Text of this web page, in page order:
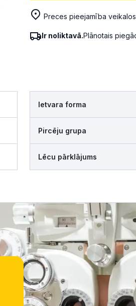
Preces pieejamība veikalos
Ir noliktavā.Plānotais
Ietvara forma
Pircēju grupa
Lēcu pārklājums